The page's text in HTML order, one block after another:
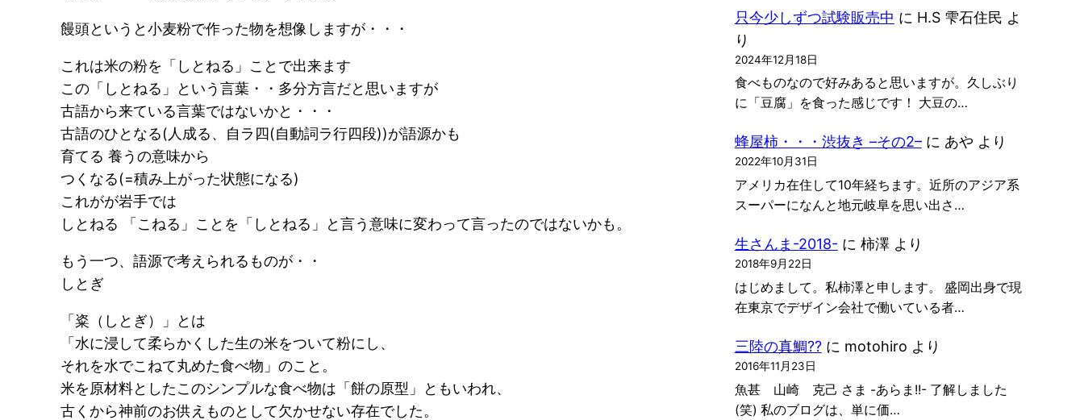
饅頭というと小麦粉で作った物を想像しますが・・・
これは米の粉を「しとねる」ことで出来ます
この「しとねる」という言葉・・多分方言だと思いますが
古語から来ている言葉ではないかと・・・
古語のひとなる(人成る、自ラ四(自動詞ラ行四段))が語源かも
育てる 養うの意味から
つくなる(=積み上がった状態になる)
これがが岩手では
しとねる 「こねる」ことを「しとねる」と言う意味に変わって言ったのではないかも。
もう一つ、語源で考えられるものが・・
しとぎ
「粢（しとぎ）」とは
「水に浸して柔らかくした生の米をついて粉にし、
それを水でこねて丸めた食べ物」のこと。
米を原材料としたこのシンプルな食べ物は「餅の原型」ともいわれ、
古くから神前のお供えものとして欠かせない存在でした。
只今少しずつ試験販売中 に H.S 雫石住民 よ
り
2024年12月18日
食べものなので好みあると思いますが。久しぶり
に「豆腐」を食った感じです！ 大豆の…
蜂屋柿・・・渋抜き –その2–に あや より
2022年10月31日
アメリカ在住して10年経ちます。近所のアジア系
スーパーになんと地元岐阜を思い出さ…
生さんま-2018- に 柿澤より
2018年9月22日
はじめまして。私柿澤と申します。 盛岡出身で現
在東京でデザイン会社で働いている者…
三陸の真鯛??に motohiro より
2016年11月23日
魚甚 山崎 克己 さま -あらま!!- 了解しました
(笑) 私のブログは、単に価…